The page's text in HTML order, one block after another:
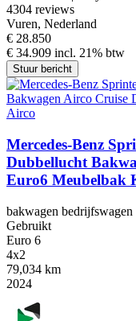
4304 reviews
Vuren, Nederland
€ 28.850
€ 34.909 incl. 21% btw
Stuur bericht
Mercedes-Benz
Dubbellucht
Euro6 Meubelbak
bakwagen bedrijfswagen
Gebruikt
Euro 6
4x2
79,034 km
2024